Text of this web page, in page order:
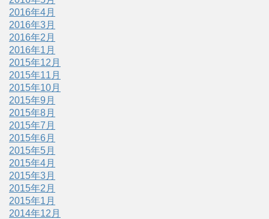
2016年4月
2016年3月
2016年2月
2016年1月
2015年12月
2015年11月
2015年10月
2015年9月
2015年8月
2015年7月
2015年6月
2015年5月
2015年4月
2015年3月
2015年2月
2015年1月
2014年12月